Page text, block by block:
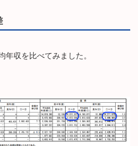
年収を比べてみました。